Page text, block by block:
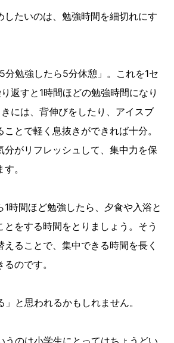
したいのは、勉強時間を細切れにす
分勉強したら5分休憩」。これを1セ
返すと1時間ほどの勉強時間になり
には、背伸びをしたり、アイスブ
とで軽く息抜きができれば十分。
分がリフレッシュして、集中力を保
。
時間ほど勉強したら、夕食や入浴と
とをする時間をとりましょう。そう
えることで、集中できる時間を長く
のです。
」と思われるかもしれません。